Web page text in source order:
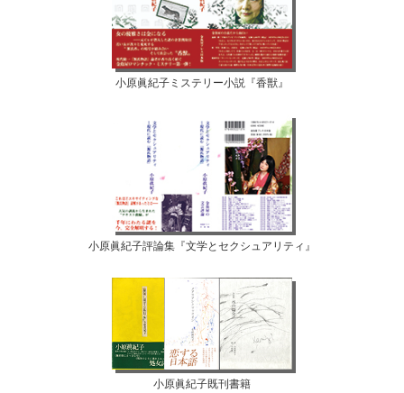
小原眞紀子ミステリー小説『香獣』
小原眞紀子評論集『文学とセクシュアリティ』
小原眞紀子既刊書籍